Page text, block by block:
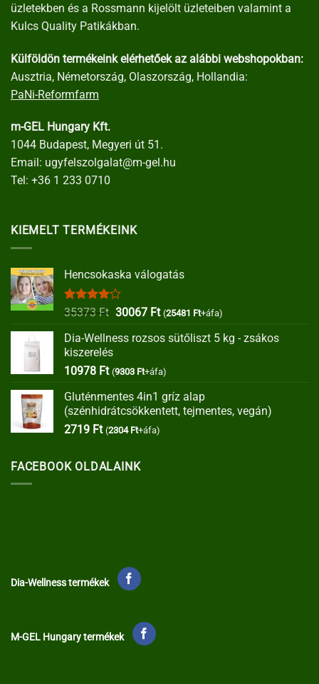
üzletekben és a Rossmann kijelölt üzleteiben valamint a
Kulcs Quality Patikákban.
Külföldön termékeink elérhetőek az alábbi webshopokban:
Ausztria, Németország, Olaszország, Hollandia:
PaNi-Reformfarm
m-GEL Hungary Kft.
1044 Budapest, Megyeri út 51.
Email: ugyfelszolgalat@m-gel.hu
Tel: +36 1 233 0710
KIEMELT TERMÉKEINK
Hencsokaska válogatás
Értékelés:
35373Ft Original
was:
30067 FtCurrent
is:
(25481 Ft+áfa)
Dia-Wellness rozsos sütőliszt 5 kg - zsákos
kiszerelés
10978 Ft (9303 Ft+áfa)
Gluténmentes 4in1 gríz alap
(szénhidrátcsökkentett, tejmentes, vegán)
2719 Ft (2304 Ft+áfa)
FACEBOOK OLDALAINK
Dia-Wellness termékek
M-GEL Hungary termékek